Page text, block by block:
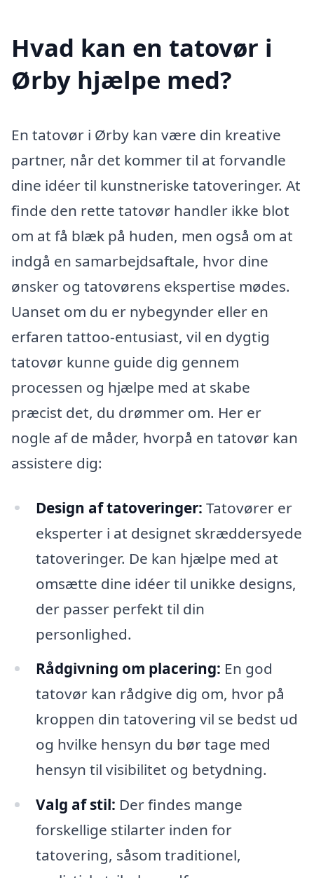
Hvad kan en tatovør i
Ørby hjælpe med?
En tatovør i Ørby kan være din kreative
partner, når det kommer til at forvandle
dine idéer til kunstneriske tatoveringer. At
finde den rette tatovør handler ikke blot
om at få blæk på huden, men også om at
indgå en samarbejdsaftale, hvor dine
ønsker og tatovørens ekspertise mødes.
Uanset om du er nybegynder eller en
erfaren tattoo-entusiast, vil en dygtig
tatovør kunne guide dig gennem
processen og hjælpe med at skabe
præcist det, du drømmer om. Her er
nogle af de måder, hvorpå en tatovør kan
assistere dig:
Design af tatoveringer: Tatovører er
eksperter i at designet skræddersyede
tatoveringer. De kan hjælpe med at
omsætte dine idéer til unikke designs,
der passer perfekt til din
personlighed.
Rådgivning om placering: En god
tatovør kan rådgive dig om, hvor på
kroppen din tatovering vil se bedst ud
og hvilke hensyn du bør tage med
hensyn til visibilitet og betydning.
Valg af stil: Der findes mange
forskellige stilarter inden for
tatovering, såsom traditionel,